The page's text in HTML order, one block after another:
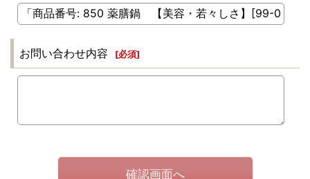
お問い合わせ内容 [必須]
確認画面へ